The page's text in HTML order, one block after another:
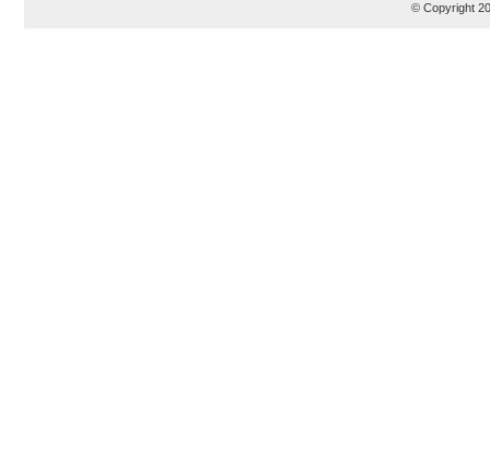
© Copyright